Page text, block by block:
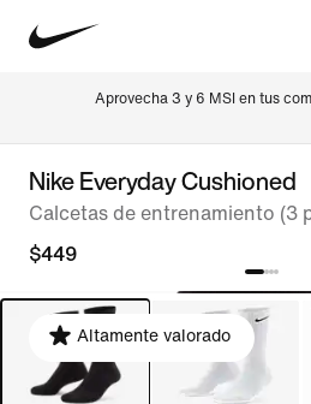
Aprovecha 3 y 6 MSI en tus
Nike Everyday Cushioned
Calcetas de entrenamiento (3
$449
Altamente valorado